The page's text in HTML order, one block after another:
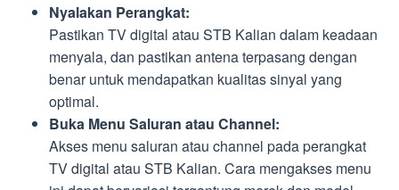
Nyalakan Perangkat:
Pastikan TV digital atau STB Kalian dalam keadaan
menyala, dan pastikan antena terpasang dengan
benar untuk mendapatkan kualitas sinyal yang
optimal.
Buka Menu Saluran atau Channel:
Akses menu saluran atau channel pada perangkat
TV digital atau STB Kalian. Cara mengakses menu